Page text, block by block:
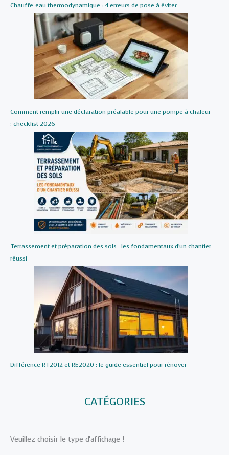
Chauffe-eau thermodynamique : 4 erreurs de pose à éviter
Comment remplir une déclaration préalable pour une pompe à chaleur
: checklist 2026
Terrassement et préparation des sols : les fondamentaux d’un chantier
réussi
Différence RT2012 et RE2020 : le guide essentiel pour rénover
CATÉGORIES
Veuillez choisir le type d'affichage !